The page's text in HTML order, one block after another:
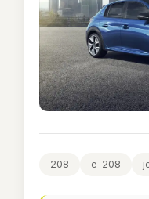
208 e-208